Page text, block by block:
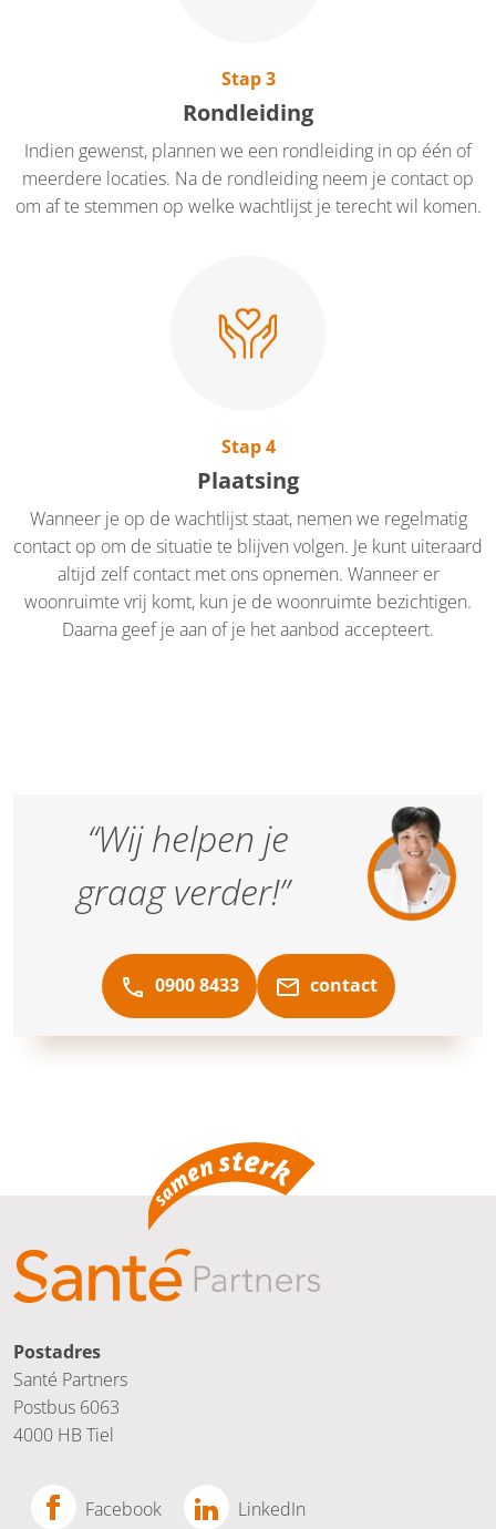
Stap 3
Rondleiding
Indien gewenst, plannen we een rondleiding in op één of
meerdere locaties. Na de rondleiding neem je contact op
om af te stemmen op welke wachtlijst je terecht wil komen.
Stap 4
Plaatsing
Wanneer je op de wachtlijst staat, nemen we regelmatig
contact op om de situatie te blijven volgen. Je kunt uiteraard
altijd zelf contact met ons opnemen. Wanneer er
woonruimte vrij komt, kun je de woonruimte bezichtigen.
Daarna geef je aan of je het aanbod accepteert.
“Wij helpen je
graag verder!”
0900 8433 contact
Postadres
Santé Partners
Postbus 6063
4000 HB Tiel
Facebook LinkedIn